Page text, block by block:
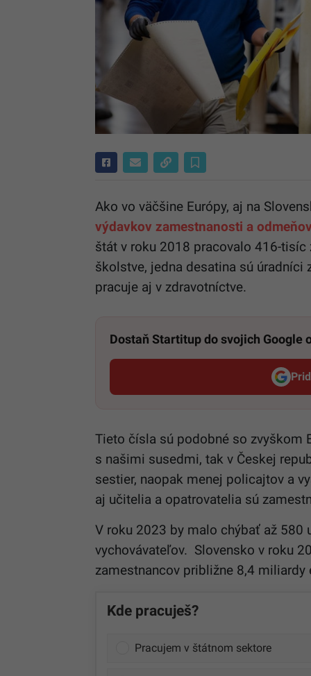
Ako vo väčšine Európy, aj na
výdavkov zamestnanosti a
štát v roku 2018 pracovalo 416-tisíc
školstve, jedna desatina sú
pracuje aj v zdravotníctve.
Dostaň Startitup do svojich Google
Tieto čísla sú podobné so zvyškom
s našimi susedmi, tak v Českej
sestier, naopak menej policajtov a
aj učitelia a opatrovatelia sú
V roku 2023 by malo chýbať až 580
vychovávateľov. Slovensko v roku
zamestnancov približne 8,4 miliardy
Kde pracuješ?
Pracujem v štátnom sektore